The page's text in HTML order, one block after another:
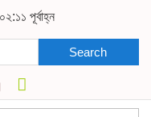
পূর্বাহ্ন
Search